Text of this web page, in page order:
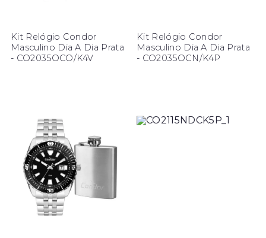
Kit Relógio Condor
Masculino Dia A Dia Prata
- CO2035OCO/K4V
Kit Relógio Condor
Masculino Dia A Dia Prata
- CO2035OCN/K4P